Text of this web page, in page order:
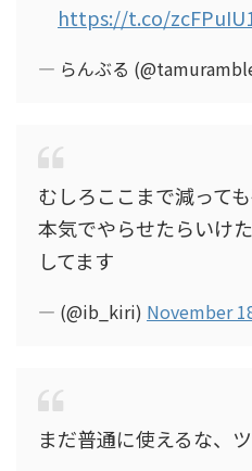
https://t.co/
— らんぶる
むしろここまで減って
本気でやらせたらいけ
してます
— (@ib_kiri) November
まだ普通に使えるな、